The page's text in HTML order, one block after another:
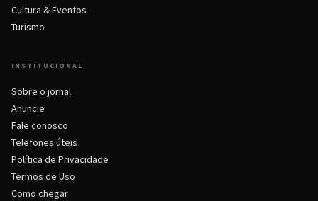
Cultura & Eventos
Turismo
INSTITUCIONAL
Sobre o jornal
Anuncie
Fale conosco
Telefones úteis
Política de Privacidade
Termos de Uso
Como chegar